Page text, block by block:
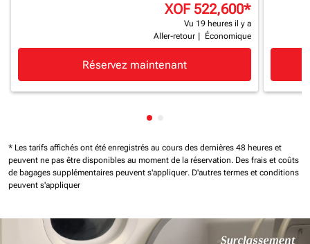
XOF 522,600*
Vu 19 heures il y a
Aller-retour
Économique
Réservez maintenant
Affichage de cmp-pagination-
* Les tarifs affichés ont été enregistrés au cours des dernières 48 heures et
peuvent ne pas être disponibles au moment de la réservation. Des frais et coûts
de bagages supplémentaires peuvent s'appliquer. D'autres termes et conditions
peuvent s'appliquer